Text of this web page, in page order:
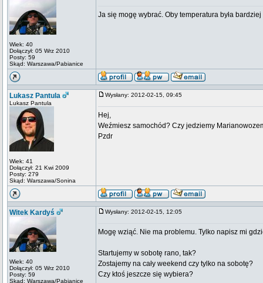
Wiek: 40
Dołączył: 05 Wrz 2010
Posty: 59
Skąd: Warszawa/Pabianice
Ja się mogę wybrać. Oby temperatura była
Lukasz Pantula
Lukasz Pantula
Wiek: 41
Dołączył: 21 Kwi 2009
Posty: 279
Skąd: Warszawa/Sonina
Wysłany: 2012-02-15, 09:45
Hej,
Weźmiesz samochód? Czy jedziemy
Pzdr
Witek Kardyś
Wiek: 40
Dołączył: 05 Wrz 2010
Posty: 59
Skąd: Warszawa/Pabianice
Wysłany: 2012-02-15, 12:05
Mogę wziąć. Nie ma problemu. Tylko napisz mi
Startujemy w sobotę rano, tak?
Zostajemy na cały weekend czy tylko na sobotę?
Czy ktoś jeszcze się wybiera?